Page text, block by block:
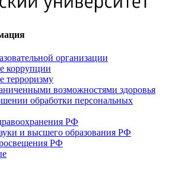
организации
коррупции
терроризму
возможностями здоровья
обработки персональных
РФ
и высшего образования РФ
РФ